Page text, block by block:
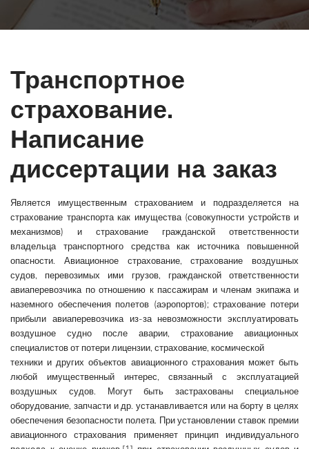
Транспортное
страхование.
Написание
диссертации на заказ
Является имущественным страхованием
и подразделяется на
страхование транспорта как имущества (совокупности устройств и
механизмов) и страхование гражданской ответственности
владельца транспортного средства как источника повышенной
опасности. Авиационное страхование, страхование воздушных
судов, перевозимых ими грузов, гражданской ответственности
авиаперевозчика по отношению к пассажирам и членам экипажа и
наземного обеспечения полетов (аэропортов); страхование потери
прибыли авиаперевозчика из-за невозможности эксплуатировать
воздушное судно после аварии, страхование авиационных
специалистов от потери лицензии, страхование, космической
техники и других объектов авиационного страхования может быть
любой имущественный интерес, связанный с эксплуатацией
воздушных судов. Могут быть застрахованы специальное
оборудование, запчасти и др. устанавливается или на борту в целях
обеспечения безопасности полета. При установлении ставок премии
авиационного страхования применяет принцип индивидуального